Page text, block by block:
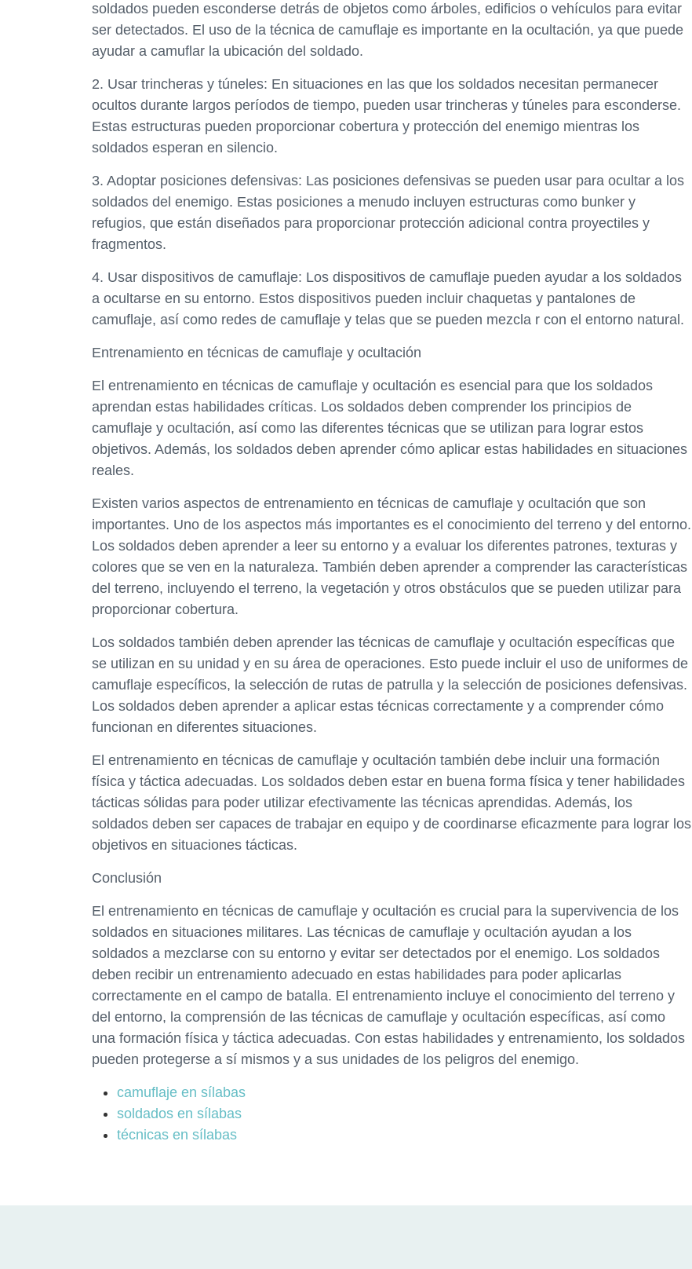
soldados pueden esconderse detrás de objetos como árboles, edificios o vehículos para evitar
ser detectados. El uso de la técnica de camuflaje es importante en la ocultación, ya que puede
ayudar a camuflar la ubicación del soldado.
2. Usar trincheras y túneles: En situaciones en las que los soldados necesitan permanecer
ocultos durante largos períodos de tiempo, pueden usar trincheras y túneles para esconderse.
Estas estructuras pueden proporcionar cobertura y protección del enemigo mientras los
soldados esperan en silencio.
3. Adoptar posiciones defensivas: Las posiciones defensivas se pueden usar para ocultar a los
soldados del enemigo. Estas posiciones a menudo incluyen estructuras como bunker y
refugios, que están diseñados para proporcionar protección adicional contra proyectiles y
fragmentos.
4. Usar dispositivos de camuflaje: Los dispositivos de camuflaje pueden ayudar a los soldados
a ocultarse en su entorno. Estos dispositivos pueden incluir chaquetas y pantalones de
camuflaje, así como redes de camuflaje y telas que se pueden mezcla r con el entorno natural.
Entrenamiento en técnicas de camuflaje y ocultación
El entrenamiento en técnicas de camuflaje y ocultación es esencial para que los soldados
aprendan estas habilidades críticas. Los soldados deben comprender los principios de
camuflaje y ocultación, así como las diferentes técnicas que se utilizan para lograr estos
objetivos. Además, los soldados deben aprender cómo aplicar estas habilidades en situaciones
reales.
Existen varios aspectos de entrenamiento en técnicas de camuflaje y ocultación que son
importantes. Uno de los aspectos más importantes es el conocimiento del terreno y del entorno.
Los soldados deben aprender a leer su entorno y a evaluar los diferentes patrones, texturas y
colores que se ven en la naturaleza. También deben aprender a comprender las características
del terreno, incluyendo el terreno, la vegetación y otros obstáculos que se pueden utilizar para
proporcionar cobertura.
Los soldados también deben aprender las técnicas de camuflaje y ocultación específicas que
se utilizan en su unidad y en su área de operaciones. Esto puede incluir el uso de uniformes de
camuflaje específicos, la selección de rutas de patrulla y la selección de posiciones defensivas.
Los soldados deben aprender a aplicar estas técnicas correctamente y a comprender cómo
funcionan en diferentes situaciones.
El entrenamiento en técnicas de camuflaje y ocultación también debe incluir una formación
física y táctica adecuadas. Los soldados deben estar en buena forma física y tener habilidades
tácticas sólidas para poder utilizar efectivamente las técnicas aprendidas. Además, los
soldados deben ser capaces de trabajar en equipo y de coordinarse eficazmente para lograr los
objetivos en situaciones tácticas.
Conclusión
El entrenamiento en técnicas de camuflaje y ocultación es crucial para la supervivencia de los
soldados en situaciones militares. Las técnicas de camuflaje y ocultación ayudan a los
soldados a mezclarse con su entorno y evitar ser detectados por el enemigo. Los soldados
deben recibir un entrenamiento adecuado en estas habilidades para poder aplicarlas
correctamente en el campo de batalla. El entrenamiento incluye el conocimiento del terreno y
del entorno, la comprensión de las técnicas de camuflaje y ocultación específicas, así como
una formación física y táctica adecuadas. Con estas habilidades y entrenamiento, los soldados
pueden protegerse a sí mismos y a sus unidades de los peligros del enemigo.
camuflaje en sílabas
soldados en sílabas
técnicas en sílabas